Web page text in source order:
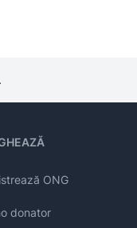
ONG
donator